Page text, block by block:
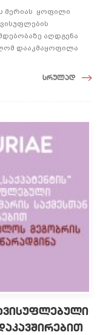
მერიას ყოფილი
აღდგენა
დააკმაყოფილა
სრულად